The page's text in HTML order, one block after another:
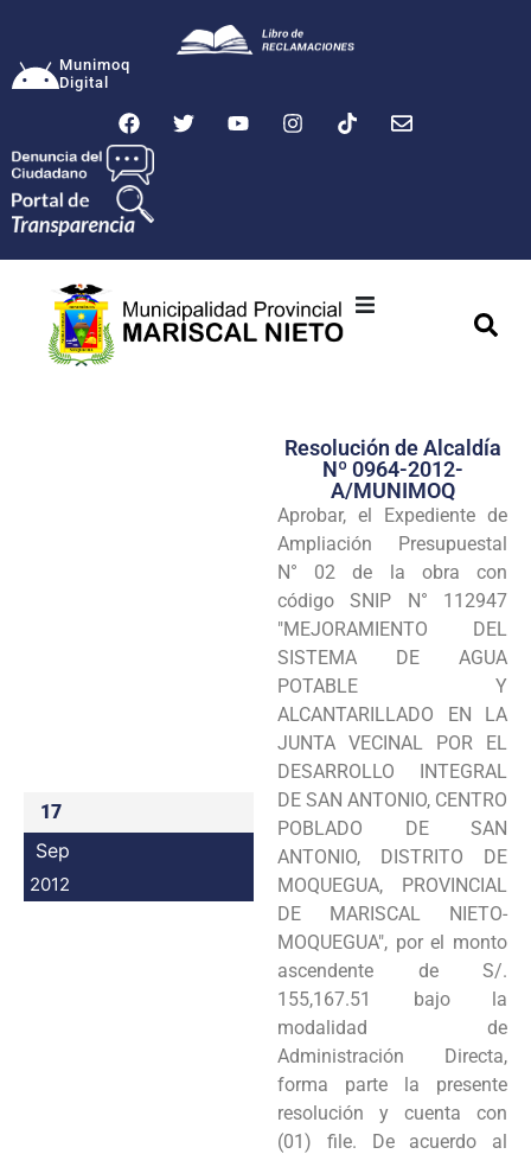
Munimoq
Digital
Transparencia
Seguridad
Programas
Intranet
17
Sep
2012
Resolución de Alcaldía
Nº 0964-2012-
A/MUNIMOQ
Aprobar, el Expediente de
Ampliación Presupuestal
N° 02 de la obra con
código SNIP N° 112947
"MEJORAMIENTO DEL
SISTEMA DE AGUA
POTABLE Y
ALCANTARILLADO EN LA
JUNTA VECINAL POR EL
DESARROLLO INTEGRAL
DE SAN ANTONIO, CENTRO
POBLADO DE SAN
ANTONIO, DISTRITO DE
MOQUEGUA, PROVINCIAL
DE MARISCAL NIETO-
MOQUEGUA", por el monto
ascendente de S/.
155,167.51 bajo la
modalidad de
Administración Directa,
forma parte la presente
resolución y cuenta con
(01) file. De acuerdo al